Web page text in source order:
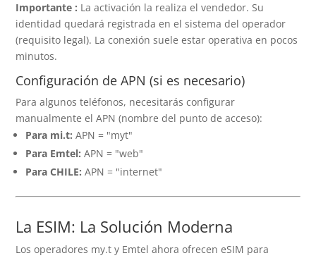
Importante : La activación la realiza el vendedor. Su
identidad quedará registrada en el sistema del operador
(requisito legal). La conexión suele estar operativa en pocos
minutos.
Configuración de APN (si es necesario)
Para algunos teléfonos, necesitarás configurar
manualmente el APN (nombre del punto de acceso):
Para mi.t: APN = "myt"
Para Emtel: APN = "web"
Para CHILE: APN = "internet"
La ESIM: La Solución Moderna
Los operadores my.t y Emtel ahora ofrecen eSIM para